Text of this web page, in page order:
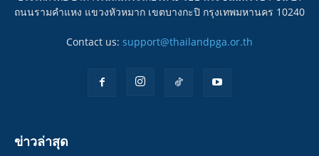
ถนนรามคำแหง แขวงหัวหมาก เขตบางกะปิ กรุงเทพมหานคร 10240
Contact us: support@thailandpga.or.th
ข่าวล่าสุด